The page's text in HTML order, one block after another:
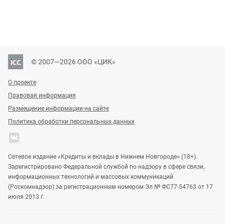
© 2007—2026 ООО «ЦИК»
О проекте
Правовая информация
Размещение информации на сайте
Политика обработки персональных данных
Сетевое издание «Кредиты и вклады в Нижнем Новгороде» (18+).
Зарегистрировано Федеральной службой по надзору в сфере связи,
информационных технологий и массовых коммуникаций
(Роскомнадзор) за регистрационным номером Эл № ФС77-54763 от 17
июля 2013 г.